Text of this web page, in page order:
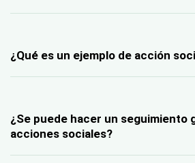
¿Qué es un ejemplo de acción
¿Se puede hacer un seguimiento
acciones sociales?